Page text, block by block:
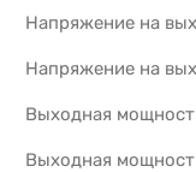
Напряжение на
Напряжение на
Выходная
Выходная